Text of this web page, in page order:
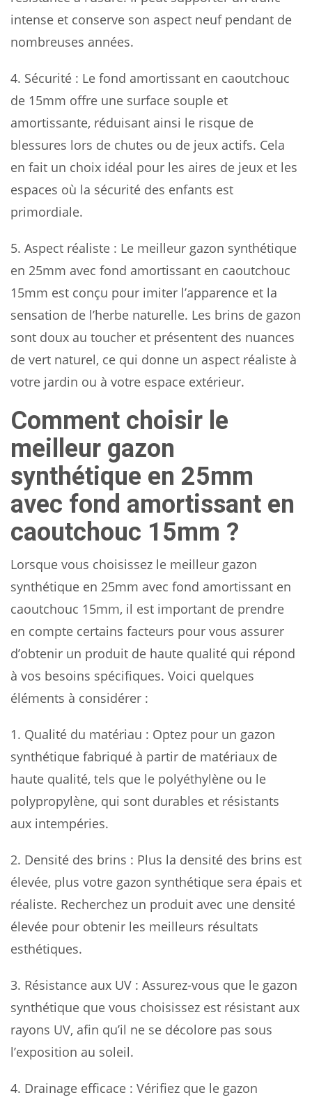
intense et conserve son aspect neuf pendant de
nombreuses années.
4. Sécurité : Le fond amortissant en caoutchouc
de 15mm offre une surface souple et
amortissante, réduisant ainsi le risque de
blessures lors de chutes ou de jeux actifs. Cela
en fait un choix idéal pour les aires de jeux et les
espaces où la sécurité des enfants est
primordiale.
5. Aspect réaliste : Le meilleur gazon synthétique
en 25mm avec fond amortissant en caoutchouc
15mm est conçu pour imiter l’apparence et la
sensation de l’herbe naturelle. Les brins de gazon
sont doux au toucher et présentent des nuances
de vert naturel, ce qui donne un aspect réaliste à
votre jardin ou à votre espace extérieur.
Comment choisir le
meilleur gazon
synthétique en 25mm
avec fond amortissant en
caoutchouc 15mm ?
Lorsque vous choisissez le meilleur gazon
synthétique en 25mm avec fond amortissant en
caoutchouc 15mm, il est important de prendre
en compte certains facteurs pour vous assurer
d’obtenir un produit de haute qualité qui répond
à vos besoins spécifiques. Voici quelques
éléments à considérer :
1. Qualité du matériau : Optez pour un gazon
synthétique fabriqué à partir de matériaux de
haute qualité, tels que le polyéthylène ou le
polypropylène, qui sont durables et résistants
aux intempéries.
2. Densité des brins : Plus la densité des brins est
élevée, plus votre gazon synthétique sera épais et
réaliste. Recherchez un produit avec une densité
élevée pour obtenir les meilleurs résultats
esthétiques.
3. Résistance aux UV : Assurez-vous que le gazon
synthétique que vous choisissez est résistant aux
rayons UV, afin qu’il ne se décolore pas sous
l’exposition au soleil.
4. Drainage efficace : Vérifiez que le gazon